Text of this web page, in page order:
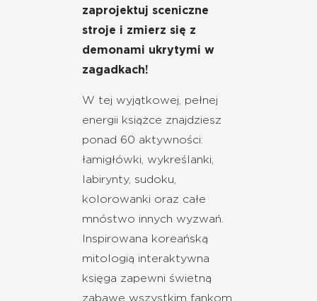
zaprojektuj sceniczne
stroje i zmierz się z
demonami ukrytymi w
zagadkach!
W tej wyjątkowej, pełnej
energii książce znajdziesz
ponad 60 aktywności:
łamigłówki, wykreślanki,
labirynty, sudoku,
kolorowanki oraz całe
mnóstwo innych wyzwań.
Inspirowana koreańską
mitologią interaktywna
księga zapewni świetną
zabawę wszystkim fankom